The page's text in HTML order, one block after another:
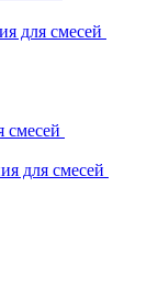
для смесей
смесей
для смесей